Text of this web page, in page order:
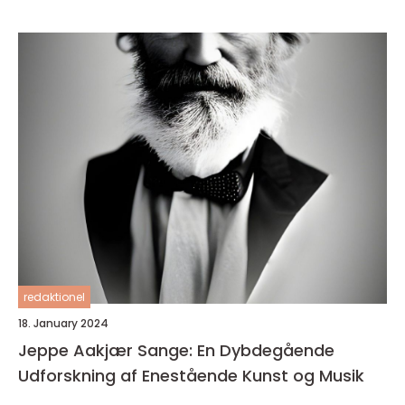
redaktionel
18. January 2024
Jeppe Aakjær Sange: En Dybdegående
Udforskning af Enestående Kunst og Musik